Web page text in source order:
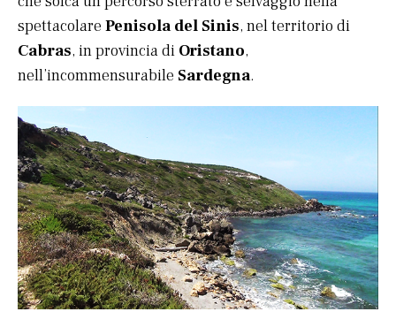
spettacolare Penisola del Sinis, nel territorio di
Cabras, in provincia di Oristano,
nell’incommensurabile Sardegna.